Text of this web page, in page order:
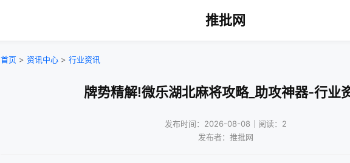
推批网
首页 > 资讯中心 > 行业资讯
牌势精解!微乐湖北麻将攻略_助攻神器-行业
发布时间：2026-08-08｜阅读：2
发布者：推批网